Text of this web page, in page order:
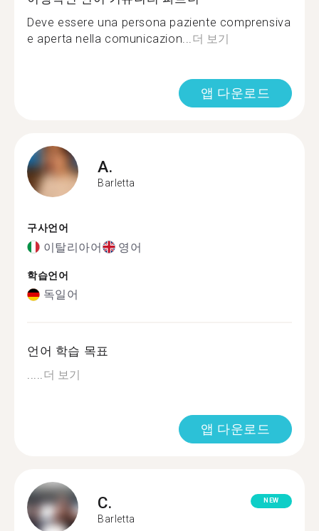
Deve essere una persona paziente comprensiva
e aperta nella comunicazion...더 보기
앱 다운로드
A.
Barletta
구사언어
이탈리아어 영어
학습언어
독일어
언어 학습 목표
.....더 보기
앱 다운로드
C.
Barletta
NEW